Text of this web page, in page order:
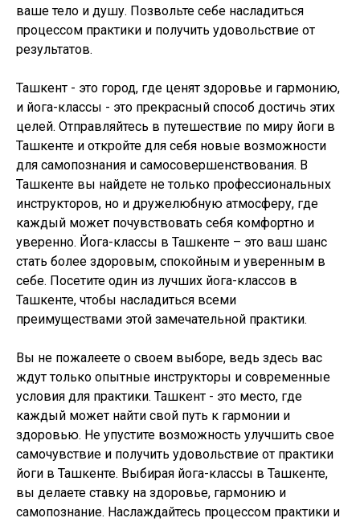
ваше тело и душу. Позвольте себе насладиться
процессом практики и получить удовольствие от
результатов.
Ташкент - это город, где ценят здоровье и гармонию,
и йога-классы - это прекрасный способ достичь этих
целей. Отправляйтесь в путешествие по миру йоги в
Ташкенте и откройте для себя новые возможности
для самопознания и самосовершенствования. В
Ташкенте вы найдете не только профессиональных
инструкторов, но и дружелюбную атмосферу, где
каждый может почувствовать себя комфортно и
уверенно. Йога-классы в Ташкенте – это ваш шанс
стать более здоровым, спокойным и уверенным в
себе. Посетите один из лучших йога-классов в
Ташкенте, чтобы насладиться всеми
преимуществами этой замечательной практики.
Вы не пожалеете о своем выборе, ведь здесь вас
ждут только опытные инструкторы и современные
условия для практики. Ташкент - это место, где
каждый может найти свой путь к гармонии и
здоровью. Не упустите возможность улучшить свое
самочувствие и получить удовольствие от практики
йоги в Ташкенте. Выбирая йога-классы в Ташкенте,
вы делаете ставку на здоровье, гармонию и
самопознание. Наслаждайтесь процессом практики и